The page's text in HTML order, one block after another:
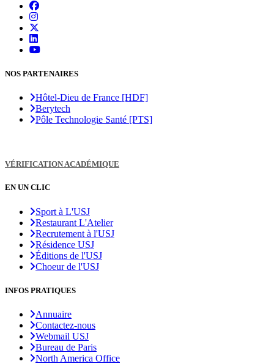
NOS PARTENAIRES
Hôtel-Dieu de France [HDF]
Berytech
Pôle Technologie Santé [PTS]
VÉRIFICATION ACADÉMIQUE
EN UN CLIC
Sport à L'USJ
Restaurant L'Atelier
Recrutement à l'USJ
Résidence USJ
Éditions de l'USJ
Choeur de l'USJ
INFOS PRATIQUES
Annuaire
Contactez-nous
Webmail USJ
Bureau de Paris
North America Office